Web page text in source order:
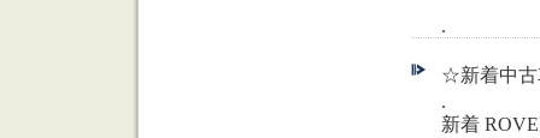
.
☆新着中古
.
新着